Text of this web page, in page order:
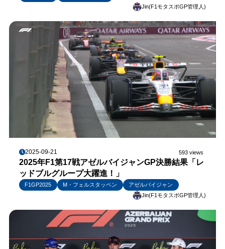
Jin(F1モタスポGP管理人)
2025-09-21 593 views
2025年F1第17戦アゼルバイジャンGP決勝結果「レ
ッドブルグループ大躍進！」
F1GP2025 M・フェルスタッペン
アゼルバイジャン
Jin(F1モタスポGP管理人)